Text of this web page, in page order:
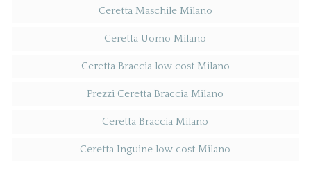
Ceretta Maschile Milano
Ceretta Uomo Milano
Ceretta Braccia low cost Milano
Prezzi Ceretta Braccia Milano
Ceretta Braccia Milano
Ceretta Inguine low cost Milano